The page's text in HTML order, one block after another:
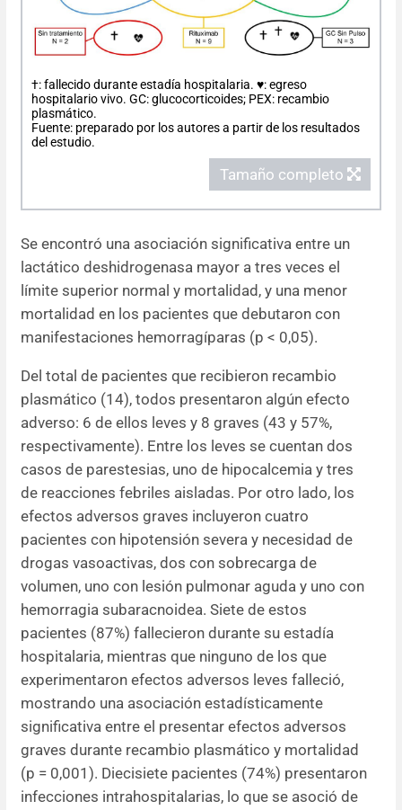
†: fallecido durante estadía hospitalaria. ♥: egreso
hospitalario vivo. GC: glucocorticoides; PEX: recambio
plasmático.
Fuente: preparado por los autores a partir de los resultados
del estudio.
Tamaño completo
Se encontró una asociación significativa entre un
lactático deshidrogenasa mayor a tres veces el
límite superior normal y mortalidad, y una menor
mortalidad en los pacientes que debutaron con
manifestaciones hemorragíparas (p < 0,05).
Del total de pacientes que recibieron recambio
plasmático (14), todos presentaron algún efecto
adverso: 6 de ellos leves y 8 graves (43 y 57%,
respectivamente). Entre los leves se cuentan dos
casos de parestesias, uno de hipocalcemia y tres
de reacciones febriles aisladas. Por otro lado, los
efectos adversos graves incluyeron cuatro
pacientes con hipotensión severa y necesidad de
drogas vasoactivas, dos con sobrecarga de
volumen, uno con lesión pulmonar aguda y uno con
hemorragia subaracnoidea. Siete de estos
pacientes (87%) fallecieron durante su estadía
hospitalaria, mientras que ninguno de los que
experimentaron efectos adversos leves falleció,
mostrando una asociación estadísticamente
significativa entre el presentar efectos adversos
graves durante recambio plasmático y mortalidad
(p = 0,001). Diecisiete pacientes (74%) presentaron
infecciones intrahospitalarias, lo que se asoció de